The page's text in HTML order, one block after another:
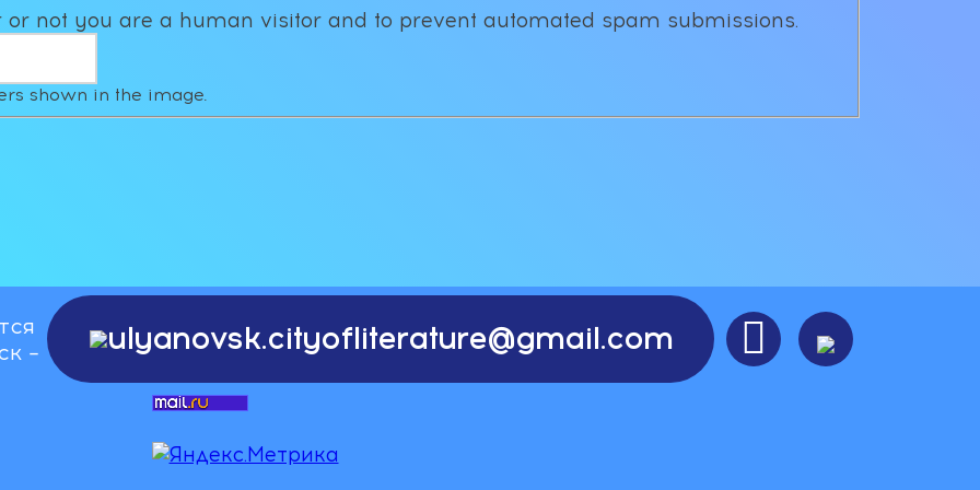
учреждениями культуры и
not you are a human visitor and to prevent automated spam submissions.
shown in the image.
–
ulyanovsk.cityofliterature@gmail.com 